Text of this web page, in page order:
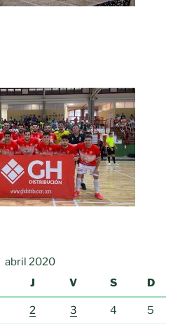
abril 2020
J V S D
2 3 4 5